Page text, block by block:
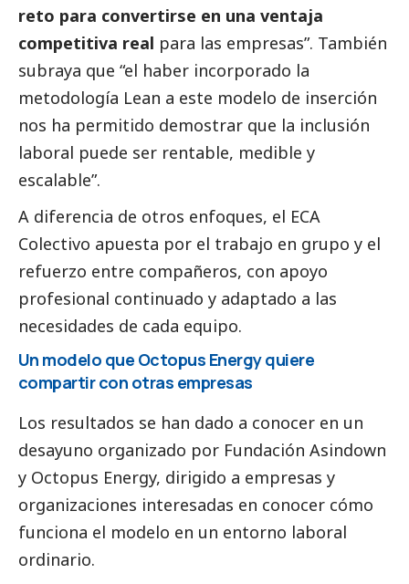
reto para convertirse en una ventaja
competitiva real para las empresas”. También
subraya que “el haber incorporado la
metodología Lean a este modelo de inserción
nos ha permitido demostrar que la inclusión
laboral puede ser rentable, medible y
escalable”.
A diferencia de otros enfoques, el ECA
Colectivo apuesta por el trabajo en grupo y el
refuerzo entre compañeros, con apoyo
profesional continuado y adaptado a las
necesidades de cada equipo.
Un modelo que Octopus Energy quiere
compartir con otras empresas
Los resultados se han dado a conocer en un
desayuno organizado por Fundación Asindown
y Octopus Energy, dirigido a empresas y
organizaciones interesadas en conocer cómo
funciona el modelo en un entorno laboral
ordinario.